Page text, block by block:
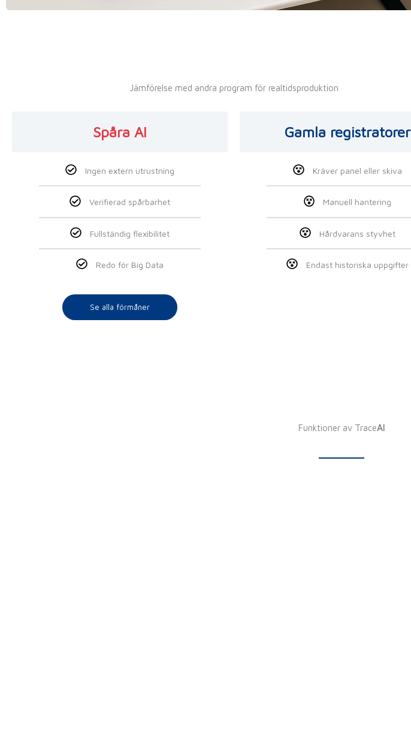
Jämförelse med andra program för realtidsproduktion
Spåra AI
Ingen extern utrustning
Verifierad spårbarhet
Fullständig flexibilitet
Redo för Big Data
Se alla förmåner
Gamla registratorer
Kräver panel eller skiva
Manuell hantering
Hårdvarans styvhet
Endast historiska uppgifter
Funktioner av TraceAI